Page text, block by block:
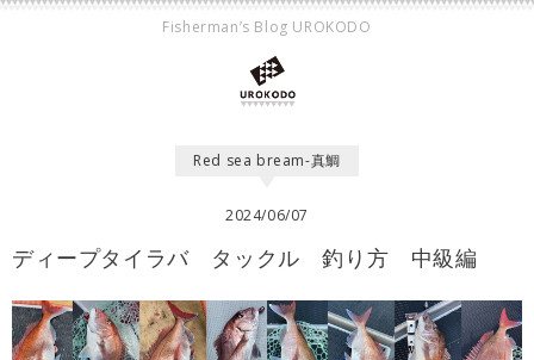
Fisherman’s Blog UROKODO
Red sea bream-真鯛
2024/06/07
ディープタイラバ タックル 釣り方 中級編